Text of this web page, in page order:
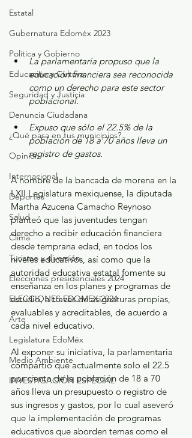
Estatal
Gubernatura Edoméx 2023
Política y Gobierno
Educación y Cultura
Seguridad y Justicia
Denuncia Ciudadana
¿Qué pasa en tus municipios?
Opinión
Internacional
Deportes
Salud
Clima
Turismo y diversión
Elecciones presidenciales 2024
ELECCIONES EDOMEX 2024
Arte
Legislatura EdoMéx
Medio Ambiente
INVESTIGACIÓN ESPECIAL
La parlamentaria propuso que la
educación financiera sea reconocida
como un derecho para este sector
poblacional.
Expuso que sólo el 22.5% de la
población de 18 a 70 años lleva un
registro de gastos.
A nombre de la bancada de morena en la
LXII Legislatura mexiquense, la diputada
Martha Azucena Camacho Reynoso
planteó que las juventudes tengan
derecho a recibir educación financiera
desde temprana edad, en todos los
niveles educativos, así como que la
autoridad educativa estatal fomente su
enseñanza en los planes y programas de
estudio, a través de asignaturas propias,
evaluables y acreditables, de acuerdo a
cada nivel educativo.
Al exponer su iniciativa, la parlamentaria
compartió que actualmente solo el 22.5
por ciento de la población de 18 a 70
años lleva un presupuesto o registro de
sus ingresos y gastos, por lo cual aseveró
que la implementación de programas
educativos que aborden temas como el